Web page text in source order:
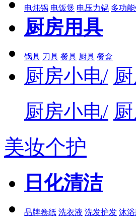
电炖锅 电饭煲 电压力锅 多功
厨房用具
锅具 刀具 餐具 厨具 餐盒
厨房小电/
厨房小电/
美妆个护
日化清洁
品牌卷纸 洗衣液 洗发护发 沐